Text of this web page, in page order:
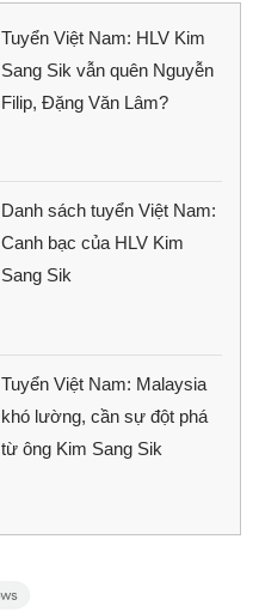
Tuyển Việt Nam: HLV Kim
Sang Sik vẫn quên Nguyễn
Filip, Đặng Văn Lâm?
Danh sách tuyển Việt Nam:
Canh bạc của HLV Kim
Sang Sik
Tuyển Việt Nam: Malaysia
khó lường, cần sự đột phá
từ ông Kim Sang Sik